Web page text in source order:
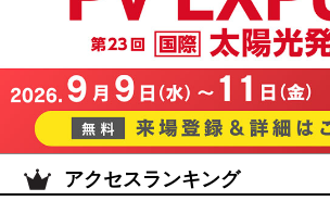
アクセスランキング